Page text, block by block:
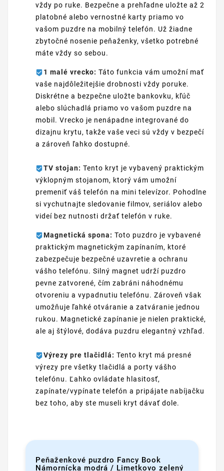
vždy po ruke. Bezpečne a prehľadne uložte až 2
platobné alebo vernostné karty priamo vo
vašom puzdre na mobilný telefón. Už žiadne
zbytočné nosenie peňaženky, všetko potrebné
máte vždy so sebou.
1 malé vrecko: Táto funkcia vám umožní mať
vaše najdôležitejšie drobnosti vždy poruke.
Diskrétne a bezpečne uložte bankovku, kľúč
alebo slúchadlá priamo vo vašom puzdre na
mobil. Vrecko je nenápadne integrované do
dizajnu krytu, takže vaše veci sú vždy v bezpečí
a zároveň ľahko dostupné.
TV stojan: Tento kryt je vybavený praktickým
výklopným stojanom, ktorý vám umožní
premeniť váš telefón na mini televízor. Pohodlne
si vychutnajte sledovanie filmov, seriálov alebo
videí bez nutnosti držať telefón v ruke.
Magnetická spona: Toto puzdro je vybavené
praktickým magnetickým zapínaním, ktoré
zabezpečuje bezpečné uzavretie a ochranu
vášho telefónu. Silný magnet udrží puzdro
pevne zatvorené, čím zabráni náhodnému
otvoreniu a vypadnutiu telefónu. Zároveň však
umožňuje ľahké otváranie a zatváranie jednou
rukou. Magnetické zapínanie je nielen praktické,
ale aj štýlové, dodáva puzdru elegantný vzhľad.
Výrezy pre tlačidlá: Tento kryt má presné
výrezy pre všetky tlačidlá a porty vášho
telefónu. Ľahko ovládate hlasitosť,
zapínate/vypínate telefón a pripájate nabíjačku
bez toho, aby ste museli kryt dávať dole.
Peňaženkové puzdro Fancy Book
Námornícka modrá / Limetkovo zelený